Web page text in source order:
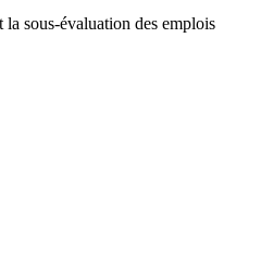
la sous-évaluation des emplois